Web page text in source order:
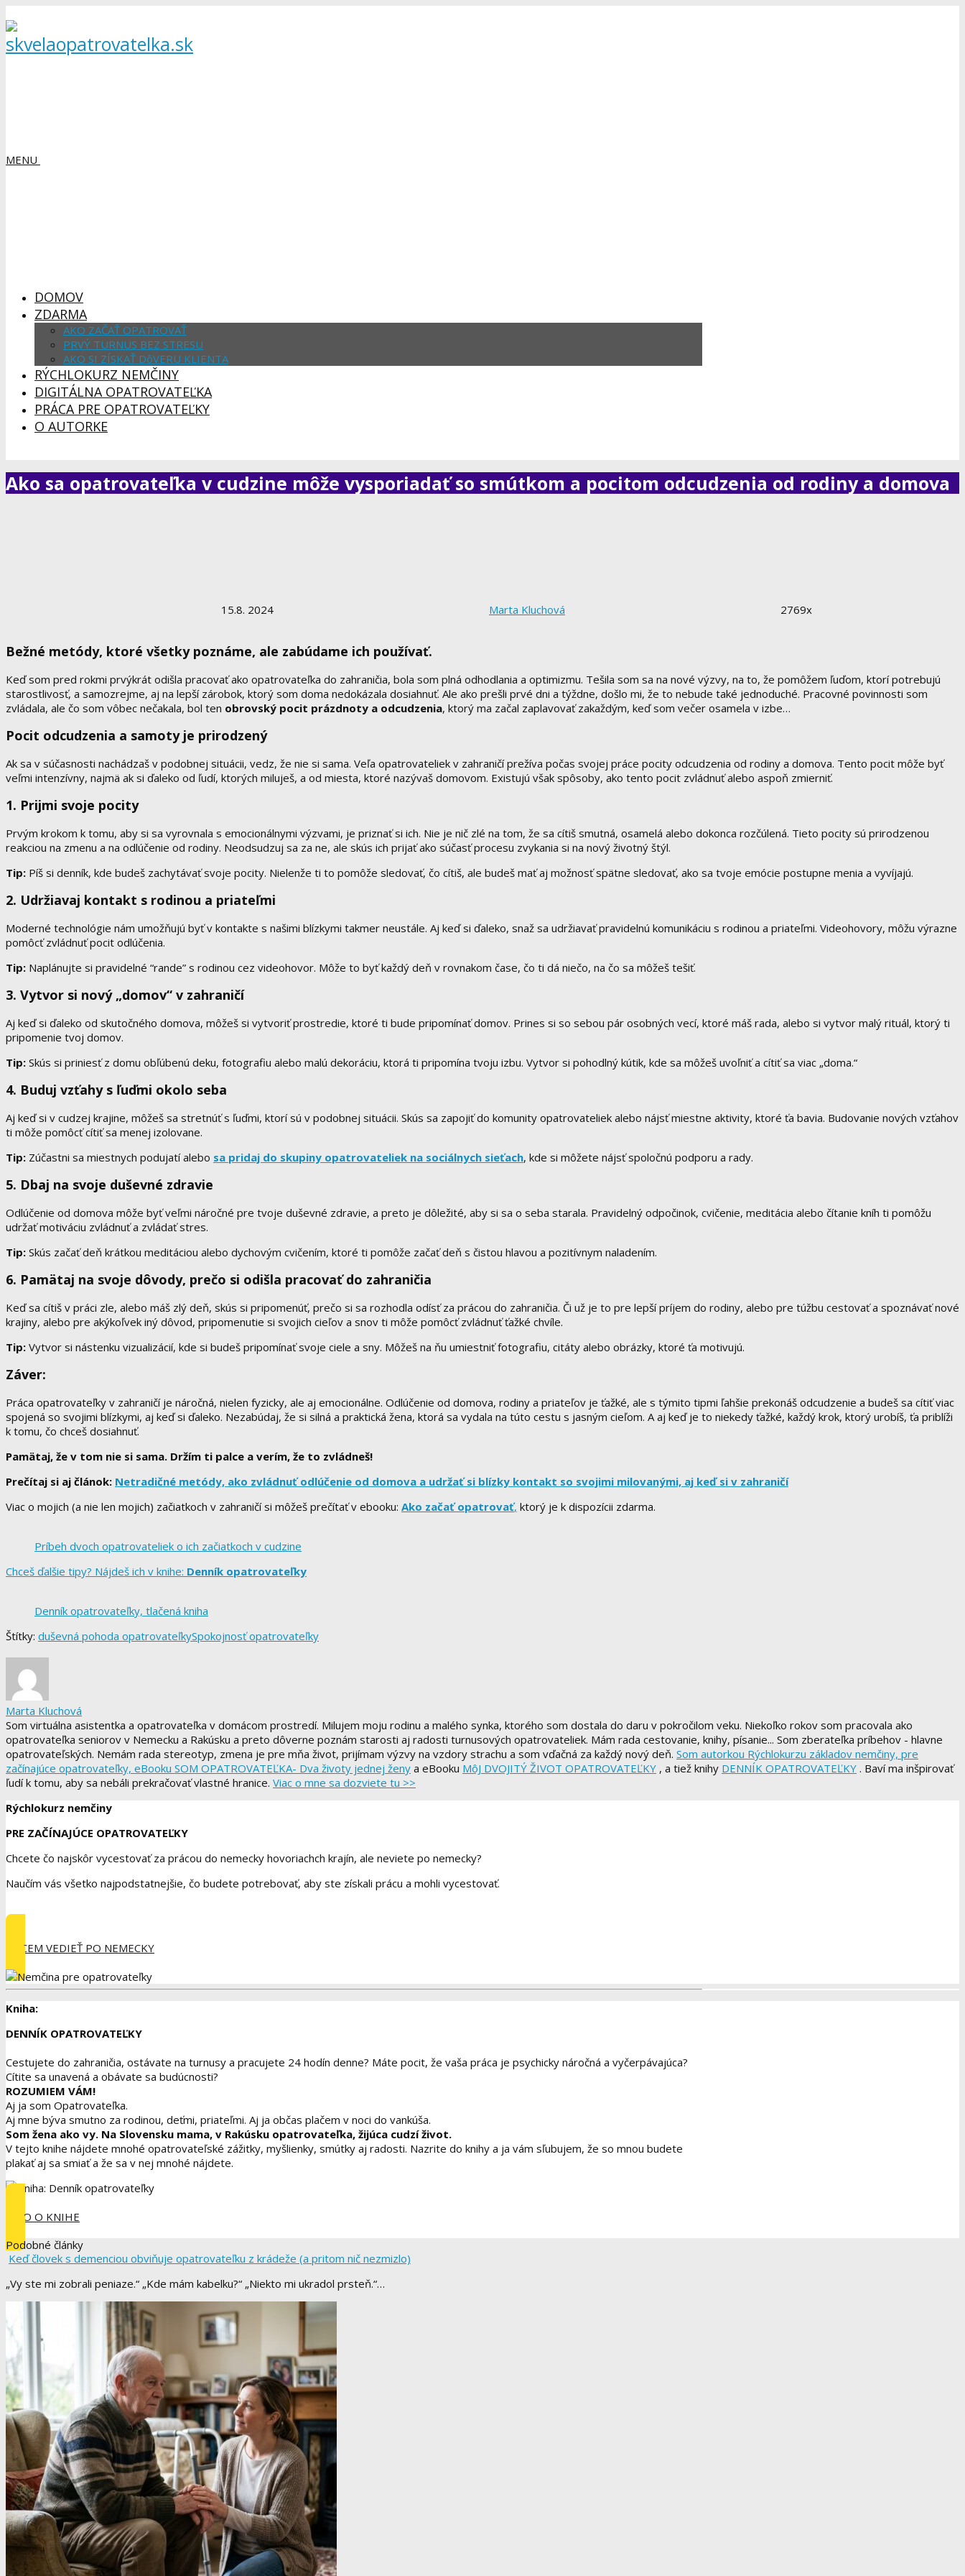
MENU
DOMOV
ZDARMA
AKO ZAČAŤ OPATROVAŤ
PRVÝ TURNUS BEZ STRESU
AKO SI ZÍSKAŤ DôVERU KLIENTA
RÝCHLOKURZ NEMČINY
DIGITÁLNA OPATROVATEĽKA
PRÁCA PRE OPATROVATEĽKY
O AUTORKE
Ako sa opatrovateľka v cudzine môže vysporiadať so smútkom a pocitom odcudzenia od rodiny a domova
15.8. 2024 Marta Kluchová 2769x
Bežné metódy, ktoré všetky poznáme, ale zabúdame ich používať.
Keď som pred rokmi prvýkrát odišla pracovať ako opatrovateľka do zahraničia, bola som plná odhodlania a optimizmu. Tešila som sa na nové výzvy, na to, že pomôžem ľuďom, ktorí potrebujú
starostlivosť, a samozrejme, aj na lepší zárobok, ktorý som doma nedokázala dosiahnuť. Ale ako prešli prvé dni a týždne, došlo mi, že to nebude také jednoduché. Pracovné povinnosti som
zvládala, ale čo som vôbec nečakala, bol ten obrovský pocit prázdnoty a odcudzenia, ktorý ma začal zaplavovať zakaždým, keď som večer osamela v izbe…
Pocit odcudzenia a samoty je prirodzený
Ak sa v súčasnosti nachádzaš v podobnej situácii, vedz, že nie si sama. Veľa opatrovateliek v zahraničí prežíva počas svojej práce pocity odcudzenia od rodiny a domova. Tento pocit môže byť
veľmi intenzívny, najmä ak si ďaleko od ľudí, ktorých miluješ, a od miesta, ktoré nazývaš domovom. Existujú však spôsoby, ako tento pocit zvládnuť alebo aspoň zmierniť.
1. Prijmi svoje pocity
Prvým krokom k tomu, aby si sa vyrovnala s emocionálnymi výzvami, je priznať si ich. Nie je nič zlé na tom, že sa cítiš smutná, osamelá alebo dokonca rozčúlená. Tieto pocity sú prirodzenou
reakciou na zmenu a na odlúčenie od rodiny. Neodsudzuj sa za ne, ale skús ich prijať ako súčasť procesu zvykania si na nový životný štýl.
Tip: Píš si denník, kde budeš zachytávať svoje pocity. Nielenže ti to pomôže sledovať, čo cítiš, ale budeš mať aj možnosť spätne sledovať, ako sa tvoje emócie postupne menia a vyvíjajú.
2. Udržiavaj kontakt s rodinou a priateľmi
Moderné technológie nám umožňujú byť v kontakte s našimi blízkymi takmer neustále. Aj keď si ďaleko, snaž sa udržiavať pravidelnú komunikáciu s rodinou a priateľmi. Videohovory, môžu výrazne
pomôcť zvládnuť pocit odlúčenia.
Tip: Naplánujte si pravidelné “rande” s rodinou cez videohovor. Môže to byť každý deň v rovnakom čase, čo ti dá niečo, na čo sa môžeš tešiť.
3. Vytvor si nový „domov“ v zahraničí
Aj keď si ďaleko od skutočného domova, môžeš si vytvoriť prostredie, ktoré ti bude pripomínať domov. Prines si so sebou pár osobných vecí, ktoré máš rada, alebo si vytvor malý rituál, ktorý ti
pripomenie tvoj domov.
Tip: Skús si priniesť z domu obľúbenú deku, fotografiu alebo malú dekoráciu, ktorá ti pripomína tvoju izbu. Vytvor si pohodlný kútik, kde sa môžeš uvoľniť a cítiť sa viac „doma.“
4. Buduj vzťahy s ľuďmi okolo seba
Aj keď si v cudzej krajine, môžeš sa stretnúť s ľuďmi, ktorí sú v podobnej situácii. Skús sa zapojiť do komunity opatrovateliek alebo nájsť miestne aktivity, ktoré ťa bavia. Budovanie nových vzťahov
ti môže pomôcť cítiť sa menej izolovane.
Tip: Zúčastni sa miestnych podujatí alebo sa pridaj do skupiny opatrovateliek na sociálnych sieťach, kde si môžete nájsť spoločnú podporu a rady.
5. Dbaj na svoje duševné zdravie
Odlúčenie od domova môže byť veľmi náročné pre tvoje duševné zdravie, a preto je dôležité, aby si sa o seba starala. Pravidelný odpočinok, cvičenie, meditácia alebo čítanie kníh ti pomôžu
udržať motiváciu zvládnuť a zvládať stres.
Tip: Skús začať deň krátkou meditáciou alebo dychovým cvičením, ktoré ti pomôže začať deň s čistou hlavou a pozitívnym naladením.
6. Pamätaj na svoje dôvody, prečo si odišla pracovať do zahraničia
Keď sa cítiš v práci zle, alebo máš zlý deň, skús si pripomenúť, prečo si sa rozhodla odísť za prácou do zahraničia. Či už je to pre lepší príjem do rodiny, alebo pre túžbu cestovať a spoznávať nové
krajiny, alebo pre akýkoľvek iný dôvod, pripomenutie si svojich cieľov a snov ti môže pomôcť zvládnuť ťažké chvíle.
Tip: Vytvor si nástenku vizualizácií, kde si budeš pripomínať svoje ciele a sny. Môžeš na ňu umiestniť fotografiu, citáty alebo obrázky, ktoré ťa motivujú.
Záver:
Práca opatrovateľky v zahraničí je náročná, nielen fyzicky, ale aj emocionálne. Odlúčenie od domova, rodiny a priateľov je ťažké, ale s týmito tipmi ľahšie prekonáš odcudzenie a budeš sa cítiť viac
spojená so svojimi blízkymi, aj keď si ďaleko. Nezabúdaj, že si silná a praktická žena, ktorá sa vydala na túto cestu s jasným cieľom. A aj keď je to niekedy ťažké, každý krok, ktorý urobíš, ťa priblíži
k tomu, čo chceš dosiahnuť.
Pamätaj, že v tom nie si sama. Držím ti palce a verím, že to zvládneš!
Prečítaj si aj článok: Netradičné metódy, ako zvládnuť odlúčenie od domova a udržať si blízky kontakt so svojimi milovanými, aj keď si v zahraničí
Viac o mojich (a nie len mojich) začiatkoch v zahraničí si môžeš prečítať v ebooku: Ako začať opatrovať, ktorý je k dispozícii zdarma.
Príbeh dvoch opatrovateliek o ich začiatkoch v cudzine
Chceš ďalšie tipy? Nájdeš ich v knihe: Denník opatrovateľky
Denník opatrovateľky, tlačená kniha
Štítky: duševná pohoda opatrovateľkySpokojnosť opatrovateľky
Marta Kluchová
Som virtuálna asistentka a opatrovateľka v domácom prostredí. Milujem moju rodinu a malého synka, ktorého som dostala do daru v pokročilom veku. Niekoľko rokov som pracovala ako
opatrovateľka seniorov v Nemecku a Rakúsku a preto dôverne poznám starosti aj radosti turnusových opatrovateliek. Mám rada cestovanie, knihy, písanie... Som zberateľka príbehov - hlavne
opatrovateľských. Nemám rada stereotyp, zmena je pre mňa život, prijímam výzvy na vzdory strachu a som vďačná za každý nový deň. Som autorkou Rýchlokurzu základov nemčiny, pre
začínajúce opatrovateľky, eBooku SOM OPATROVATEĽKA- Dva životy jednej ženy a eBooku MôJ DVOJITÝ ŽIVOT OPATROVATEĽKY , a tiež knihy DENNÍK OPATROVATEĽKY . Baví ma inšpirovať
ľudí k tomu, aby sa nebáli prekračovať vlastné hranice. Viac o mne sa dozviete tu >>
Rýchlokurz nemčiny
PRE ZAČÍNAJÚCE OPATROVATEĽKY
Chcete čo najskôr vycestovať za prácou do nemecky hovoriachch krajín, ale neviete po nemecky?
Naučím vás všetko najpodstatnejšie, čo budete potrebovať, aby ste získali prácu a mohli vycestovať.
CHCEM VEDIEŤ PO NEMECKY
Kniha:
DENNÍK OPATROVATEĽKY
Cestujete do zahraničia, ostávate na turnusy a pracujete 24 hodín denne? Máte pocit, že vaša práca je psychicky náročná a vyčerpávajúca?
Cítite sa unavená a obávate sa budúcnosti?
ROZUMIEM VÁM!
Aj ja som Opatrovateľka.
Aj mne býva smutno za rodinou, deťmi, priateľmi. Aj ja občas plačem v noci do vankúša.
Som žena ako vy. Na Slovensku mama, v Rakúsku opatrovateľka, žijúca cudzí život.
V tejto knihe nájdete mnohé opatrovateľské zážitky, myšlienky, smútky aj radosti. Nazrite do knihy a ja vám sľubujem, že so mnou budete
plakať aj sa smiať a že sa v nej mnohé nájdete.
INFO O KNIHE
Podobné články
Keď človek s demenciou obviňuje opatrovateľku z krádeže (a pritom nič nezmizlo)
„Vy ste mi zobrali peniaze.“ „Kde mám kabelku?“ „Niekto mi ukradol prsteň.“…